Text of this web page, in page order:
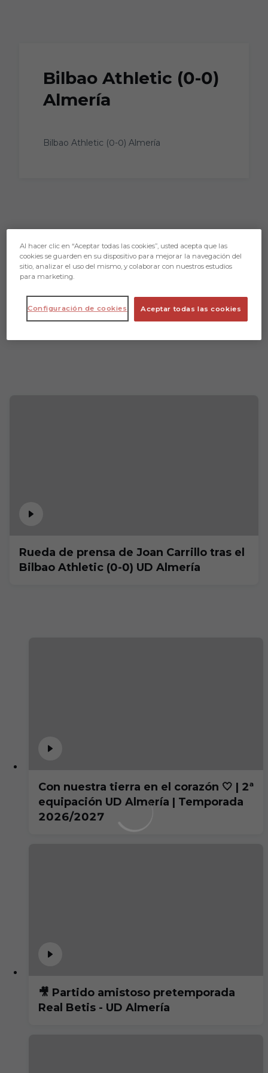
Bilbao Athletic (0-0)
Almería
Bilbao Athletic (0-0) Almería
Rueda de prensa de Joan Carrillo tras el
Bilbao Athletic (0-0) UD Almería
Con nuestra tierra en el corazón 🤍 | 2ª
equipación UD Almería | Temporada
2026/2027
🎥 Partido amistoso pretemporada
Real Betis - UD Almería
Al hacer clic en “Aceptar todas las cookies”, usted acepta que las
cookies se guarden en su dispositivo para mejorar la navegación del
sitio, analizar el uso del mismo, y colaborar con nuestros estudios
para marketing.
Aceptar todas las cookies
Configuración de cookies